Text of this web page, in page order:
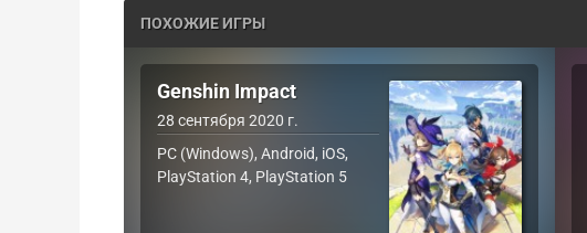
ПОХОЖИЕ ИГРЫ
Genshin Impact
28 сентября 2020 г.
PC (Windows), Android, iOS,
PlayStation 4, PlayStation 5